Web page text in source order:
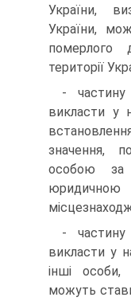
України,
України,
території
-
викласти у
значення,
особою за
-
викласти у
інші особи,
можуть